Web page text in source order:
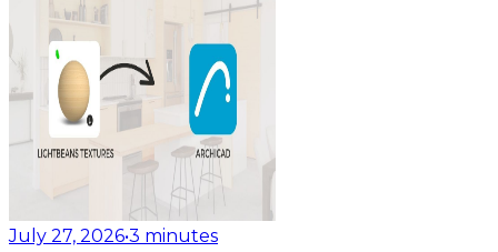
July 27, 2026•3 minutes